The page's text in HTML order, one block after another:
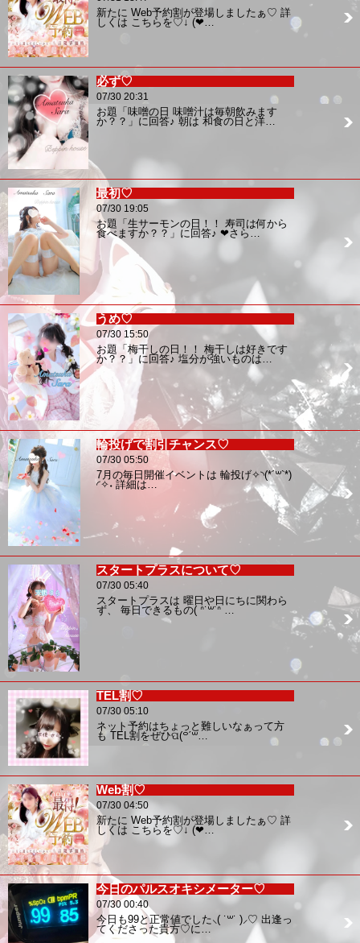
新たに Web予約割が登場しましたぁ♡ 詳
しくは こちらを♡↓ (❤…
必ず♡
07/30 20:31
お題「味噌の日 味噌汁は毎朝飲みます
か？？」に回答♪ 朝は 和食の日と洋…
最初♡
07/30 19:05
お題「生サーモンの日！！ 寿司は何から
食べますか？？」に回答♪ ❤︎さら…
うめ♡
07/30 15:50
お題「梅干しの日！！ 梅干しは好きです
か？？」に回答♪ 塩分が強いものは…
輪投げで割引チャンス♡
07/30 05:50
7月の毎日開催イベントは 輪投げ✧︎◝︎(*´꒳`*)
◜︎✧︎˖ 詳細は…
スタートプラスについて♡
07/30 05:40
スタートプラスは 曜日や日にちに関わら
ず、 毎日できるもの( ᐢ˙꒳​˙ᐢ …
TEL割♡
07/30 05:10
ネット予約はちょっと難しいなぁって方
も TEL割をぜひପ(꒪ˊ꒳…
Web割♡
07/30 04:50
新たに Web予約割が登場しましたぁ♡ 詳
しくは こちらを♡↓ (❤…
今日のパルスオキシメーター♡
07/30 00:40
今日も99と正常値でした⸜( ˙꒳˙ )⸝♡ 出逢っ
てくださった貴方♡に…